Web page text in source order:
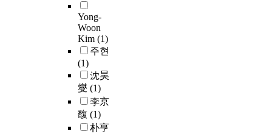
Yong-
Woon
Kim (1)
주현
(1)
沈昊
燮 (1)
李京
馥 (1)
朴亨